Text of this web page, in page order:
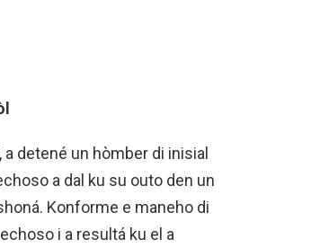
detené un hòmber di inisial
a dal ku su outo den un
Konforme e maneho di
i a resultá ku el a